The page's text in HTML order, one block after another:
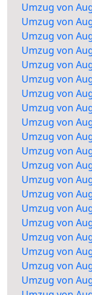
Umzug von
Umzug von
Umzug von
Umzug von
Umzug von
Umzug von
Umzug von
Umzug von
Umzug von
Umzug von
Umzug von
Umzug von
Umzug von
Umzug von
Umzug von
Umzug von
Umzug von
Umzug von
Umzug von
Umzug von